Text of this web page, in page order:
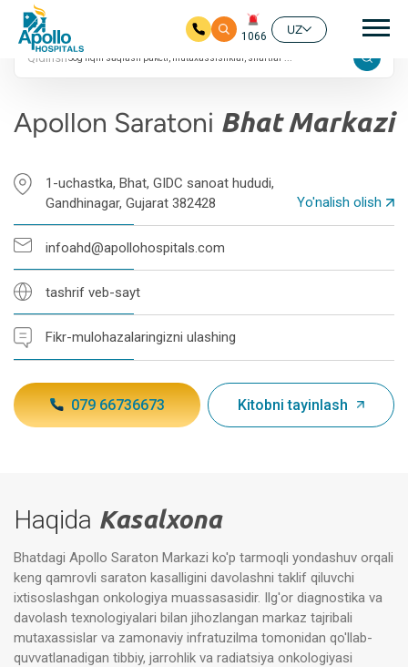
Asosiy mundarijaga
1066
UZ
reytingi
Qidirish
Apollon Saratoni Bhat Markazi
1-uchastka, Bhat, GIDC sanoat hududi,
Gandhinagar, Gujarat 382428
Yo'nalish olish
infoahd@apollohospitals.com
tashrif veb-sayt
Fikr-mulohazalaringizni ulashing
079 66736673 Kitobni tayinlash
Haqida Kasalxona
Bhatdagi Apollo Saraton Markazi ko'p tarmoqli yondashuv orqali
keng qamrovli saraton kasalligini davolashni taklif qiluvchi
ixtisoslashgan onkologiya muassasasidir. Ilg'or diagnostika va
davolash texnologiyalari bilan jihozlangan markaz tajribali
mutaxassislar va zamonaviy infratuzilma tomonidan qo'llab-
quvvatlanadigan tibbiy, jarrohlik va radiatsiya onkologiyasi